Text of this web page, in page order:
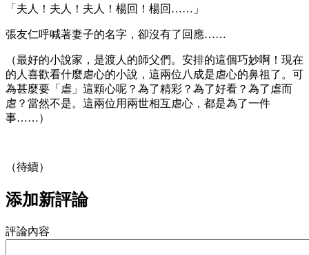
「夫人！夫人！夫人！楊回！楊回……」
張友仁呼喊著妻子的名字，卻沒有了回應……
（最好的小說家，是渡人的師父們。安排的這個巧妙啊！現在
的人喜歡看什麼虐心的小說，這兩位八成是虐心的鼻祖了。可
為甚麼要「虐」這顆心呢？為了精彩？為了好看？為了虐而
虐？當然不是。這兩位用兩世相互虐心，都是為了一件
事……）
（待續）
添加新評論
評論內容